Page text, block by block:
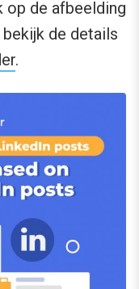
op de afbeelding
de details
.